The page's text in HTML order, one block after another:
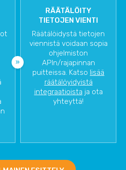
RÄÄTÄLÖITY
TIETOJEN VIENTI
Räätälöidystä tietojen
viennistä voidaan sopia
ohjelmiston
APIn/rajapinnan
puitteissa. Katso lisää
räätälöyidyistä
integraatioista ja ota
yhteyttä!